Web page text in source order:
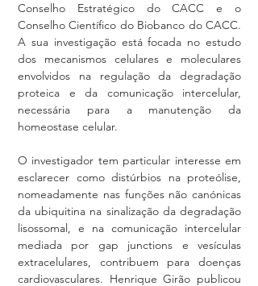
Conselho Estratégico do CACC e o
Conselho Científico do Biobanco do CACC.
A sua investigação está focada no estudo
dos mecanismos celulares e moleculares
envolvidos na regulação da degradação
proteica e da comunicação intercelular,
necessária para a manutenção da
homeostase celular.
O investigador tem particular interesse em
esclarecer como distúrbios na proteólise,
nomeadamente nas funções não canónicas
da ubiquitina na sinalização da degradação
lisossomal, e na comunicação intercelular
mediada por gap junctions e vesículas
extracelulares, contribuem para doenças
cardiovasculares. Henrique Girão publicou